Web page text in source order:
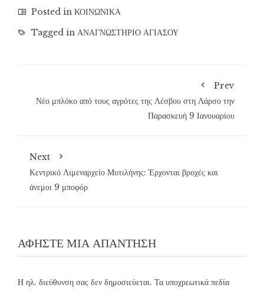
Posted in ΚΟΙΝΩΝΙΚΑ
Tagged in ΑΝΑΓΝΩΣΤΗΡΙΟ ΑΓΙΑΣΟΥ
Prev
Νέο μπλόκο από τους αγρότες της Λέσβου στη Λάρσο την
Παρασκευή 9 Ιανουαρίου
Next
Κεντρικό Λιμεναρχείο Μυτιλήνης: Έρχονται βροχές και
άνεμοι 9 μποφόρ
ΑΦΉΣΤΕ ΜΙΑ ΑΠΆΝΤΗΣΗ
Η ηλ. διεύθυνση σας δεν δημοσιεύεται. Τα υποχρεωτικά πεδία